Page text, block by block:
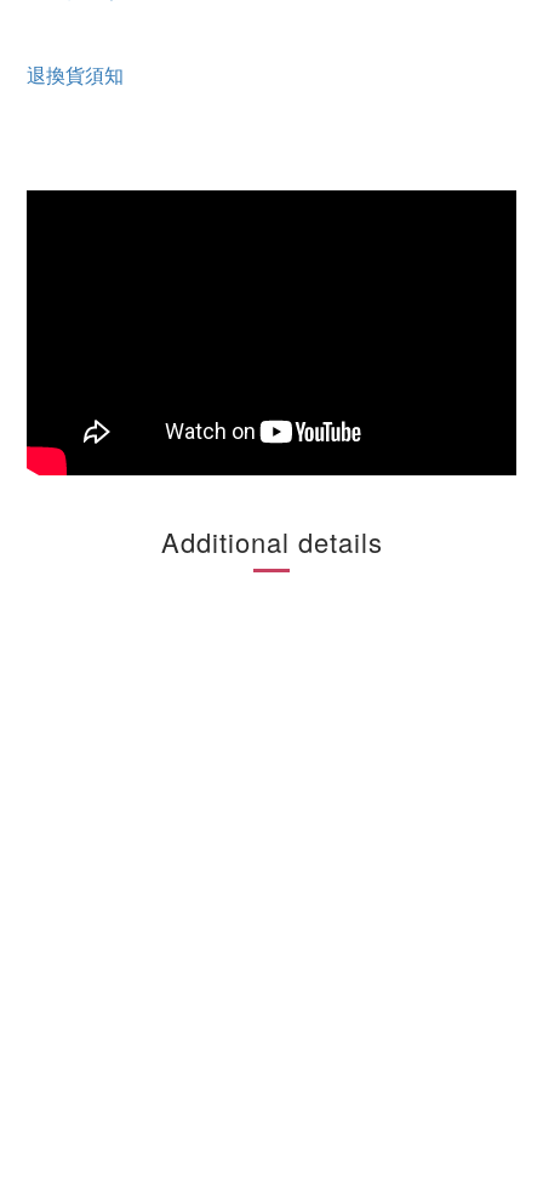
退換貨須知
Additional details